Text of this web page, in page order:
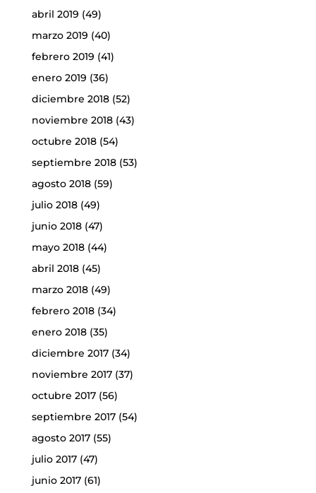
abril 2019 (49)
marzo 2019 (40)
febrero 2019 (41)
enero 2019 (36)
diciembre 2018(52)
noviembre 2018(43)
octubre 2018(54)
septiembre 2018(53)
agosto 2018(59)
julio 2018(49)
junio 2018(47)
mayo 2018(44)
abril 2018(45)
marzo 2018(49)
febrero 2018(34)
enero 2018(35)
diciembre 2017(34)
noviembre 2017(37)
octubre 2017(56)
septiembre 2017(54)
agosto 2017(55)
julio 2017(47)
junio 2017(61)